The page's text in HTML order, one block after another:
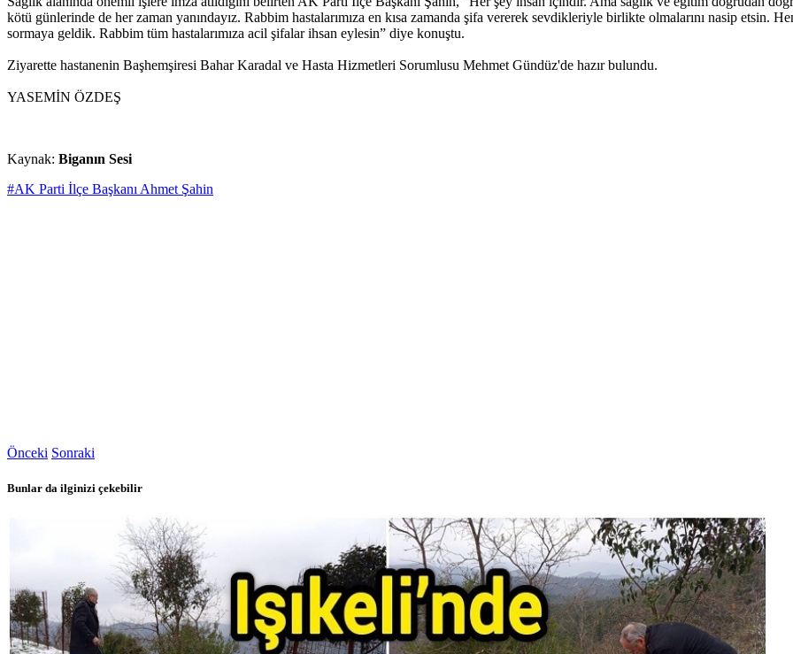
kötü günlerinde de her zaman yanındayız. Rabbim hastalarımıza en kısa zamanda şifa vererek sevdikleriyle birlikte olmalarını nasip etsin.
sormaya geldik. Rabbim tüm hastalarımıza acil şifalar ihsan eylesin” diye konuştu.
Ziyarette hastanenin Başhemşiresi Bahar Karadal ve Hasta Hizmetleri Sorumlusu Mehmet Gündüz'de hazır bulundu.
YASEMİN ÖZDEŞ
Kaynak: Biganın Sesi
#AK Parti İlçe Başkanı Ahmet Şahin
Önceki Sonraki
Bunlar da ilginizi çekebilir